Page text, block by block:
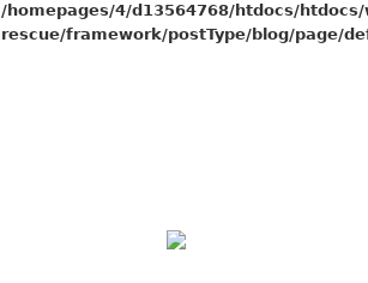
/homepages/4/d13564768/htdocs/
rescue/framework/postType/blog/page/